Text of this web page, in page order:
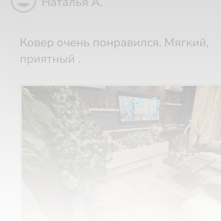
Ковер очень понравился. Мягкий,
приятный .